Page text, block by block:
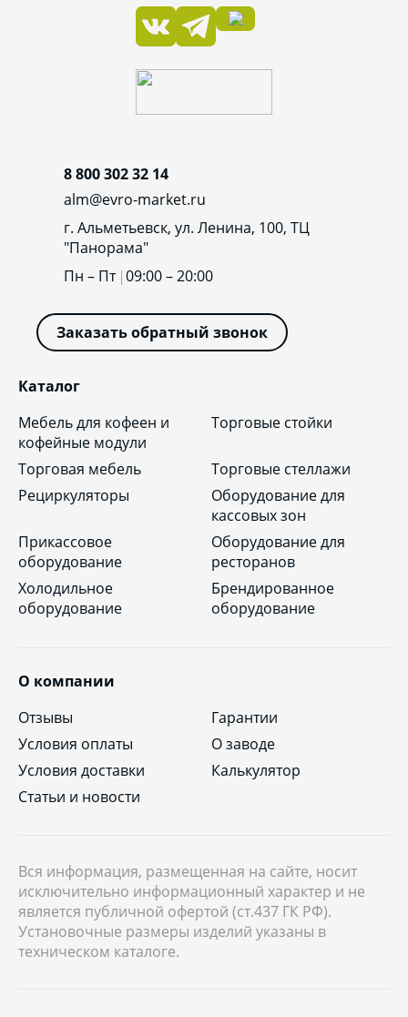
Каталог
Мебель для кофеен и
кофейные модули
Торговые стойки
Торговая мебель
Торговые стеллажи
Рециркуляторы
Оборудование для
кассовых зон
Прикассовое
оборудование
Оборудование для
ресторанов
Холодильное
оборудование
Брендированное
оборудование
О компании
Отзывы
Гарантии
Условия оплаты
О заводе
Условия доставки
Калькулятор
Статьи и новости
Вся информация, размещенная на сайте, носит
исключительно информационный характер и не
является публичной офертой (ст.437 ГК РФ).
Установочные размеры изделий указаны в
техническом каталоге.
8 800 302 32 14
alm@evro-market.ru
г. Альметьевск, ул. Ленина, 100, ТЦ
"Панорама"
Пн – Пт 09:00 – 20:00
Заказать обратный звонок